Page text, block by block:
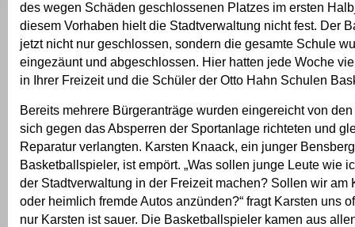
des wegen Schäden geschlossenen Platzes im ersten
diesem Vorhaben hielt die Stadtverwaltung nicht fest. Der
jetzt nicht nur geschlossen, sondern die gesamte Schule
eingezäunt und abgeschlossen. Hier hatten jede Woche
in Ihrer Freizeit und die Schüler der Otto Hahn Schulen
Bereits mehrere Bürgeranträge wurden eingereicht von
sich gegen das Absperren der Sportanlage richteten und
Reparatur verlangten. Karsten Knaack, ein junger
Basketballspieler, ist empört. „Was sollen junge Leute wie
der Stadtverwaltung in der Freizeit machen? Sollen wir am
oder heimlich fremde Autos anzünden?“ fragt Karsten uns
nur Karsten ist sauer. Die Basketballspieler kamen aus